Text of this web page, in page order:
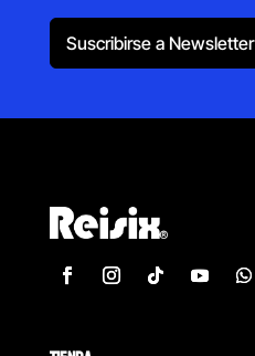
Suscribirse a Newsletter